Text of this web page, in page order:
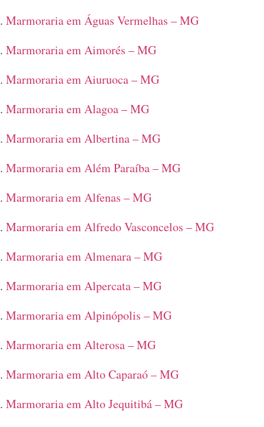
Marmoraria em Águas Vermelhas – MG
Marmoraria em Aimorés – MG
Marmoraria em Aiuruoca – MG
Marmoraria em Alagoa – MG
Marmoraria em Albertina – MG
Marmoraria em Além Paraíba – MG
Marmoraria em Alfenas – MG
Marmoraria em Alfredo Vasconcelos – MG
Marmoraria em Almenara – MG
Marmoraria em Alpercata – MG
Marmoraria em Alpinópolis – MG
Marmoraria em Alterosa – MG
Marmoraria em Alto Caparaó – MG
Marmoraria em Alto Jequitibá – MG